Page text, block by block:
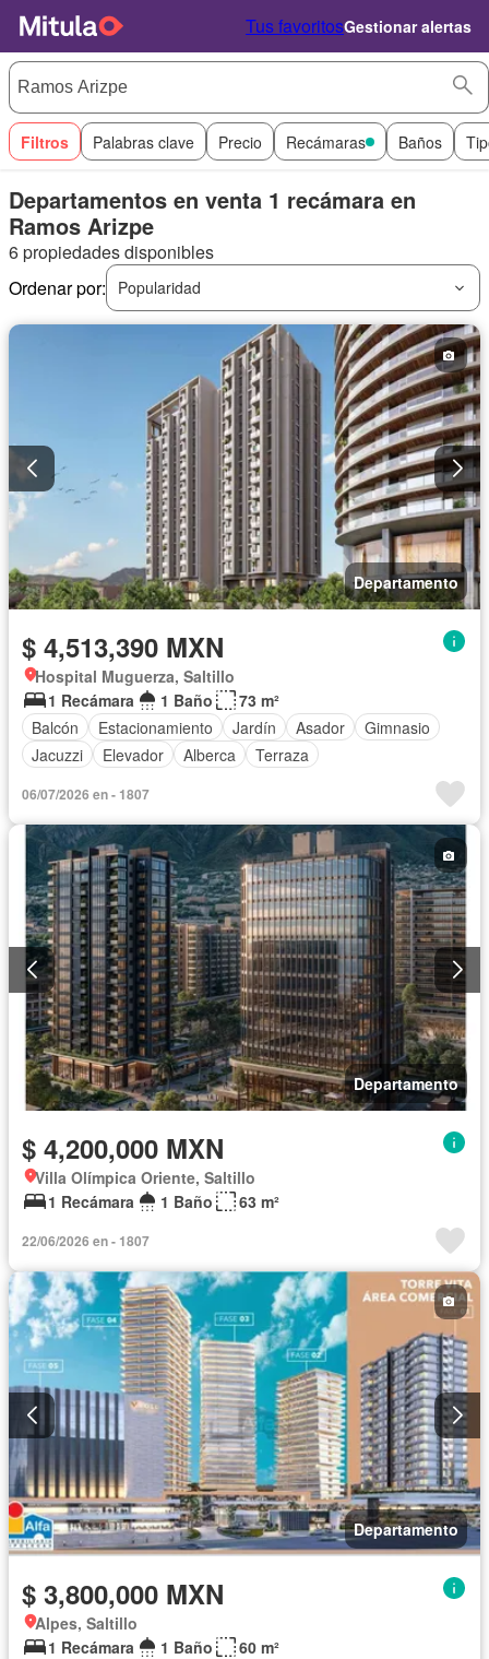
Tus favoritosGestionar alertas
Filtros Palabras clave Precio Recámaras Baños
Departamentos en venta 1 recámara en
Ramos Arizpe
6 propiedades disponibles
Ordenar por:
Popularidad
Departamento
$ 4,513,390 MXN
Hospital Muguerza, Saltillo
1 Recámara
1 Baño
73 m²
Balcón
Estacionamiento Jardín Asador
Gimnasio
Jacuzzi
Elevador Alberca Terraza
06/07/2026 en - 1807
Departamento
$ 4,200,000 MXN
Villa Olímpica Oriente, Saltillo
1 Recámara
1 Baño 63 m²
22/06/2026 en - 1807
Departamento
$ 3,800,000 MXN
Alpes, Saltillo
1 Recámara
1 Baño
60 m²